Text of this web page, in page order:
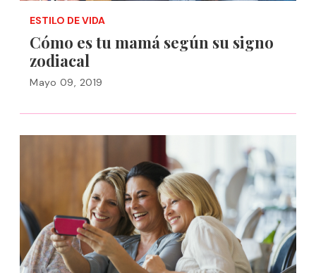
ESTILO DE VIDA
Cómo es tu mamá según su signo
zodiacal
Mayo 09, 2019